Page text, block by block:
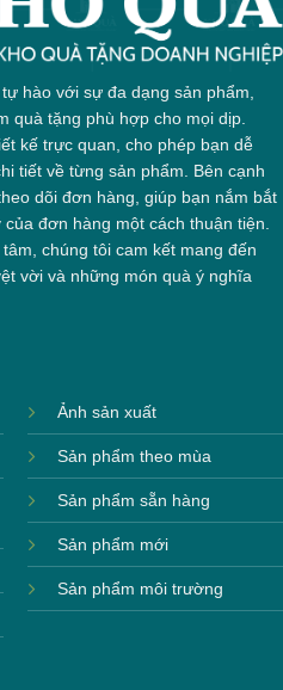
hào với sự đa dạng sản phẩm,
quà tặng phù hợp cho mọi dịp.
kế trực quan, cho phép bạn dễ
tiết về từng sản phẩm. Bên cạnh
dõi đơn hàng, giúp bạn nắm bắt
đơn hàng một cách thuận tiện.
chúng tôi cam kết mang đến
vời và những món quà ý nghĩa
Ảnh sản xuất
Sản phẩm theo mùa
Sản phẩm sẵn hàng
Sản phẩm mới
Sản phẩm môi trường